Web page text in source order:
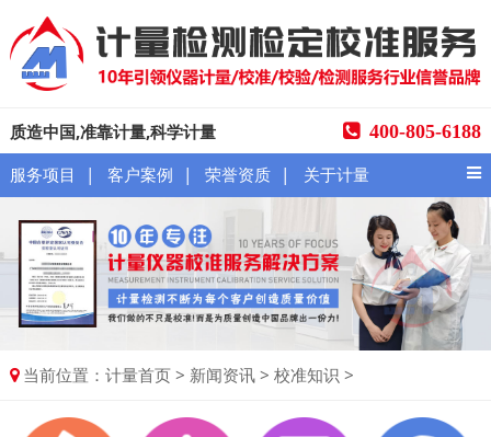
质造中国,准靠计量,科学计量 400-805-6188
服务项目 | 客户案例 | 荣誉资质 | 关于计量
当前位置：计量首页 > 新闻资讯 >校准知识 >